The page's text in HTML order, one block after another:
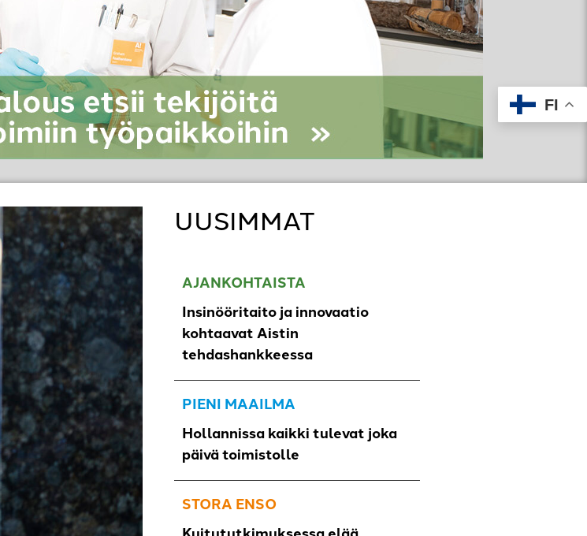
FI
UUSIMMAT
AJANKOHTAISTA
Insinööritaito ja innovaatio
kohtaavat Aistin
tehdashankkeessa
PIENI MAAILMA
Hollannissa kaikki tulevat joka
päivä toimistolle
STORA ENSO